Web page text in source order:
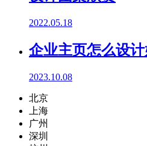
2022.05.18
企业主页怎么设
2023.10.08
北京
上海
广州
深圳